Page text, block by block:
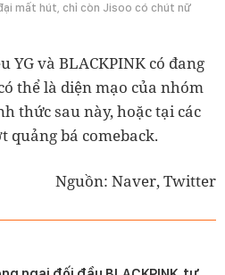
mất hút, chỉ còn Jisoo có chút nữ
YG và BLACKPINK có đang
thể là diện mạo của nhóm
thức sau này, hoặc tại các
quảng bá comeback.
Nguồn: Naver, Twitter